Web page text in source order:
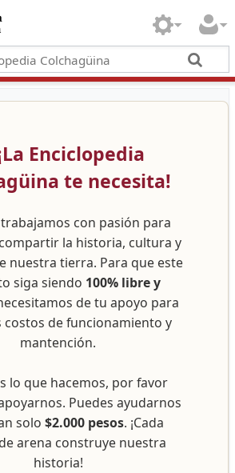
Enciclopedia
te necesita!
con pasión para
la historia, cultura y
nuestra tierra. Para que este
siga siendo 100% libre y
de tu apoyo para
costos de funcionamiento y
mantención.
lo que hacemos, por favor
Puedes ayudarnos
solo $2.000 pesos. ¡Cada
arena construye nuestra
historia!